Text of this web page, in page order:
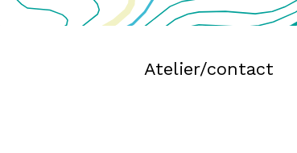
Atelier/contact